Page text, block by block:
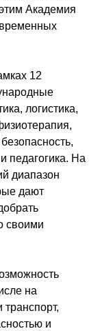
Академия
12
логистика,
педагогика. На
диапазон
дают
своими
на
и